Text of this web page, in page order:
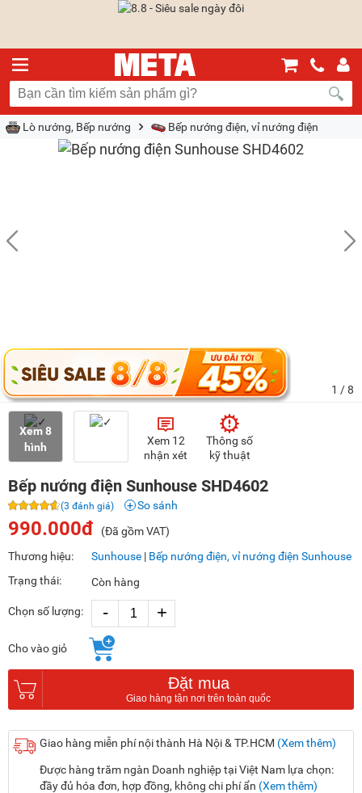
Lò nướng, Bếp nướng Bếp nướng điện, vỉ nướng điện
1 / 8
Xem 8
hình
Xem 12
nhận xét
Thông số
kỹ thuật
Bếp nướng điện Sunhouse SHD4602
(3 đánh giá) So sánh
990.000đ
(Đã gồm VAT)
Thương hiệu:
Sunhouse | Bếp nướng điện, vỉ nướng điện Sunhouse
Trạng thái:
Còn hàng
Chọn số lượng: - +
Cho vào giỏ
Đặt mua
Giao hàng miễn phí nội thành Hà Nội & TP.HCM (Xem thêm)
Được hàng trăm ngàn Doanh nghiệp tại Việt Nam lựa chọn:
đầy đủ hóa đơn, hợp đồng, không chi phí ẩn (Xem thêm)